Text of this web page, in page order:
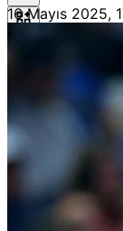
Hızlı Erişim
Maç Merkezi
Geçmiş veya
Puan Durumları
Liglerde son
16 Mayıs 2025,